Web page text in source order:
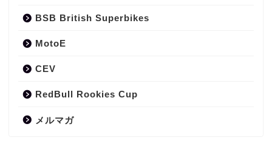
BSB British Superbikes
MotoE
CEV
RedBull Rookies Cup
メルマガ